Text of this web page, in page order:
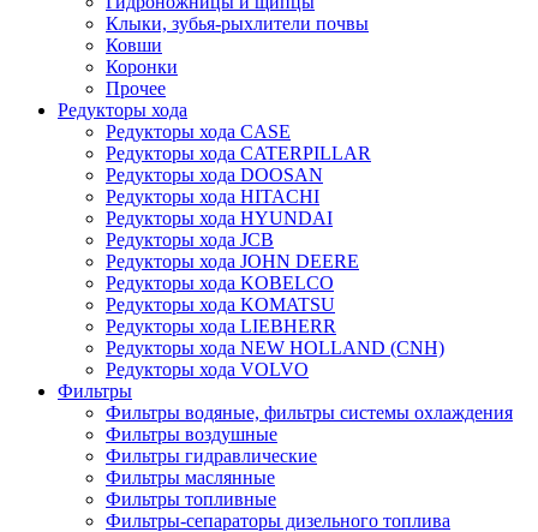
Клыки, зубья-рыхлители почвы
Ковши
Коронки
Прочее
Редукторы хода
Редукторы хода CASE
Редукторы хода CATERPILLAR
Редукторы хода DOOSAN
Редукторы хода HITACHI
Редукторы хода HYUNDAI
Редукторы хода JCB
Редукторы хода JOHN DEERE
Редукторы хода KOBELCO
Редукторы хода KOMATSU
Редукторы хода LIEBHERR
Редукторы хода NEW HOLLAND (CNH)
Редукторы хода VOLVO
Фильтры
Фильтры водяные, фильтры системы охлаждения
Фильтры воздушные
Фильтры гидравлические
Фильтры маслянные
Фильтры топливные
Фильтры-сепараторы дизельного топлива